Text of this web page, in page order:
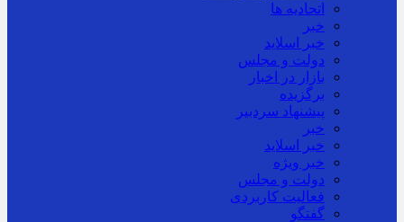
اتحادیه ها
خبر
خبر اسلايد
دولت و مجلس
بازار در اخبار
برگزیده
پیشنهاد سردبیر
خبر
خبر اسلايد
خبر ویژه
دولت و مجلس
فعالیت کاربردی
گفتگو